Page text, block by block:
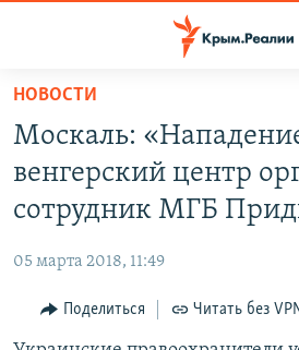
Вернуться
основному
содержанию
главной
навигации
Вернутся
11 ЛЕТ ОККУПАЦИИ КРЫМА. 11
ЕЩЕ
ИНТЕРАКТИВ
РАДІО СВОБОДА
НОВОСТИ
Москаль:
венгерский центр
сотрудник МГБ
05 марта 2018, 11:49
Поделиться Читать без